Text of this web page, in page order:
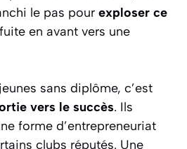
le pas pour exploser ce
en avant vers une
sans diplôme, c’est
vers le succès. Ils
forme d’entrepreneuriat
clubs réputés. Une